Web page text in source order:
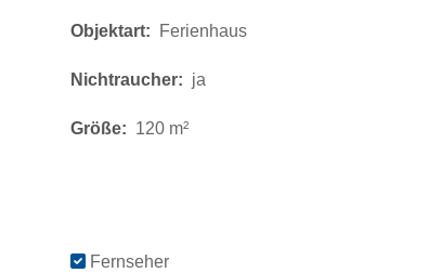
Objektart: Ferienhaus
Nichtraucher: ja
Größe: 120 m²
Fernseher